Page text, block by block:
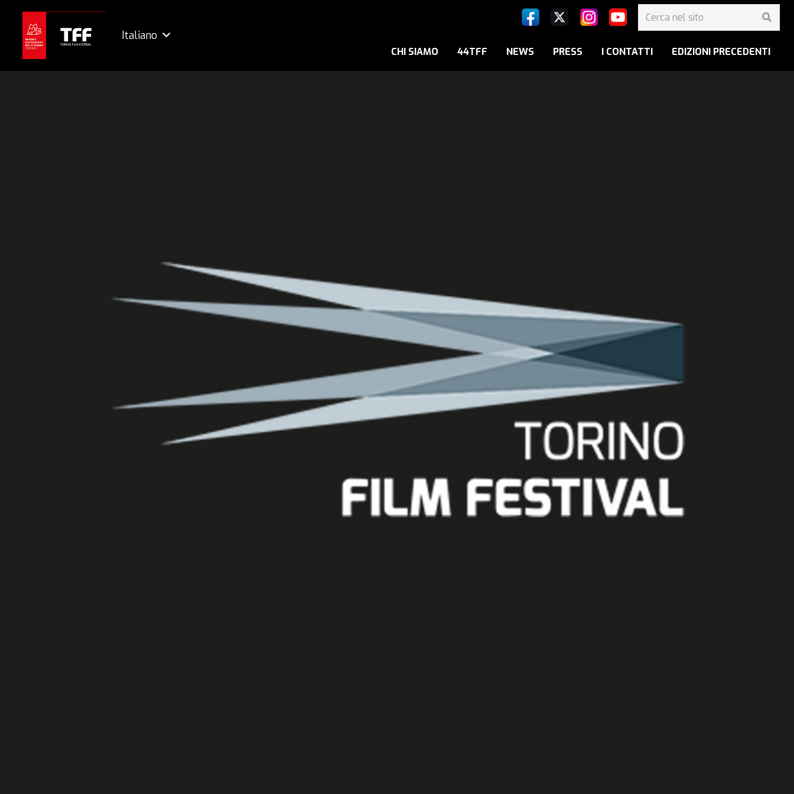
Italiano
CHI SIAMO 44TFF NEWS PRESS I CONTATTI EDIZIONI PRECEDENTI